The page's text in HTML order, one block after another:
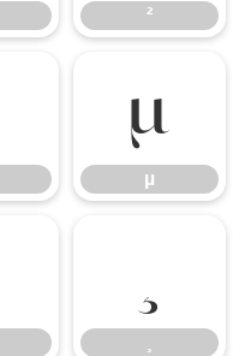
²
µ
µ
¸